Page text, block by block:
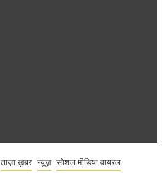
ताज़ा ख़बर न्यूज़ सोशल मीडिया वायरल